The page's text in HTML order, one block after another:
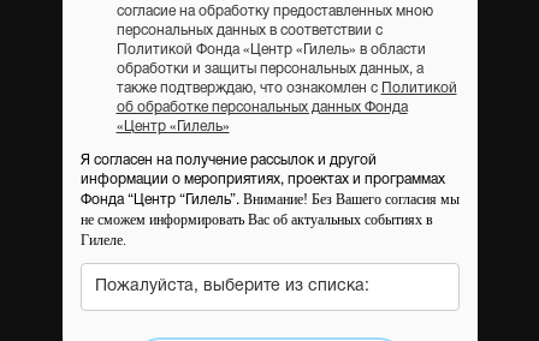
согласие на обработку предоставленных мною
персональных данных в соответствии с
Политикой Фонда «Центр «Гилель» в области
обработки и защиты персональных данных, а
также подтверждаю, что ознакомлен с
Политикой
об обработке персональных данных Фонда
«Центр «Гилель»
Я согласен на получение рассылок и другой
информации о мероприятиях, проектах и программах
Фонда “Центр “Гилель”. Внимание! Без Вашего согласия мы
не сможем информировать Вас об актуальных событиях в
Гилеле.
Пожалуйста, выберите из списка: